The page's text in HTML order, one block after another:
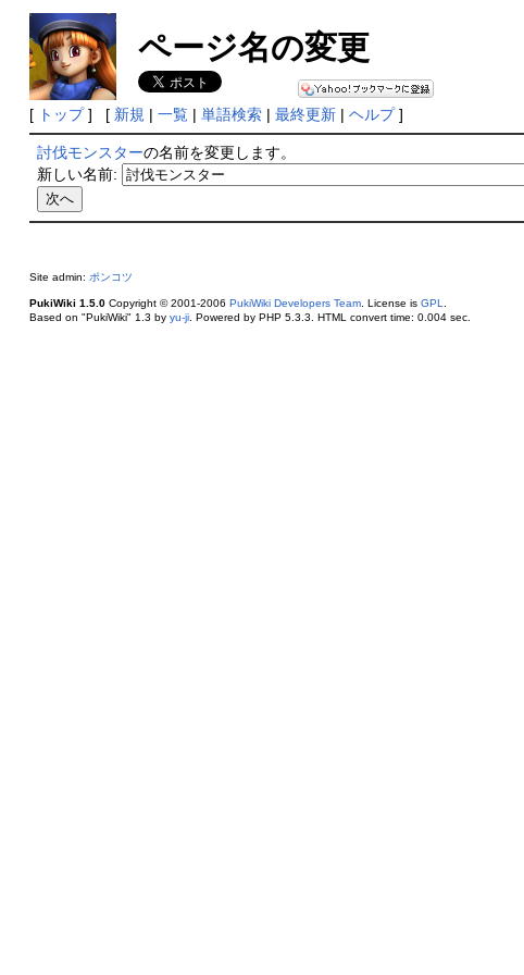
ページ名の変更
[ トップ] [ 新規 | 一覧| 単語検索| 最終更新| ヘルプ]
討伐モンスターの名前を変更します。
新しい名前:
Site admin: ポンコツ
PukiWiki 1.5.0Copyright © 2001-2006 PukiWiki Developers Team. License is GPL
Based on "PukiWiki" 1.3 by yu-ji. Powered by PHP 5.3.3. HTML convert time: 0.004 sec.